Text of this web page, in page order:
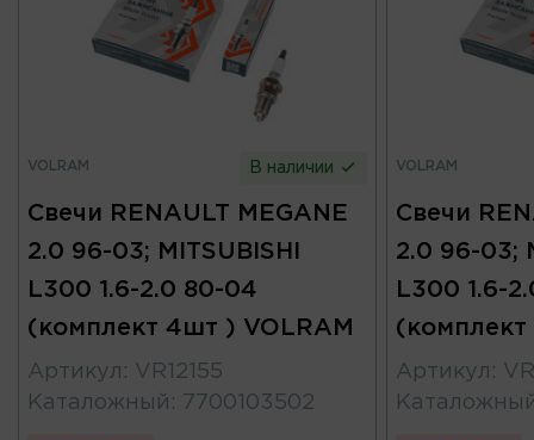
VOLRAM В наличии
Свечи RENAULT MEGANE
2.0 96-03; MITSUBISHI
L300 1.6-2.0 80-04
(комплект 4шт ) VOLRAM
Артикул : VR12155
Каталожный : 7700103502
VOLRAM
Свечи
2.0 96-03;
L300 1.6-
Артикул :